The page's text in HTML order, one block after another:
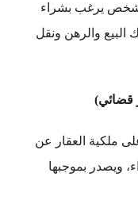
شخص يرغب بشراء
البيع والرهن ونقل
ملكية العقار عن
ويصدر بموجبها